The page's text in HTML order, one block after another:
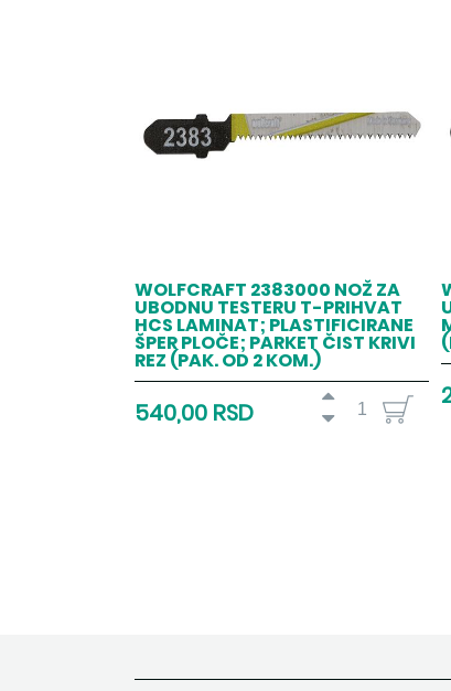
WOLFCRAFT 2383000 NOŽ ZA
UBODNU TESTERU T-PRIHVAT
HCS LAMINAT; PLASTIFICIRANE
ŠPER PLOČE; PARKET ČIST KRIVI
REZ (PAK. OD 2 KOM.)
540,00 RSD